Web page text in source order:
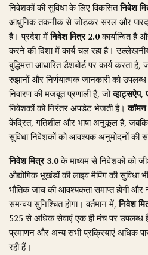
निवेशकों की सुविधा के लिए विकसितनिवेश
आधुनिक तकनीक से जोड़कर सरल और
है। प्रदेश मेंनिवेश मित्र 2.0कार्यान्वित है
करने की दिशा में कार्य चल रहा है।
बुद्धिमत्ता आधारित डैशबोर्ड पर कार्य करता
रुझानों और निर्णयात्मक जानकारी को
निवारण की मजबूत प्रणाली है, जोव्हाट्सऐप,
निवेशकों को निरंतर अपडेट भेजती है।कॉमन
केंद्रित, गतिशील और भाषा अनुकूल है,
सुविधा निवेशकों को आवश्यक अनुमोदनों की
निवेश मित्र 3.0के माध्यम से निवेशकों को
औद्योगिक भूखंडों की लाइव मैपिंग की सुविधा
भौतिक जांच की आवश्यकता समाप्त होगी और
समन्वय सुनिश्चित होगा। वर्तमान में,निवेश
525 से अधिक सेवाएं एक ही मंच पर
प्रमाणन और अन्य सभी प्रक्रियाएं अधिक
रही हैं।